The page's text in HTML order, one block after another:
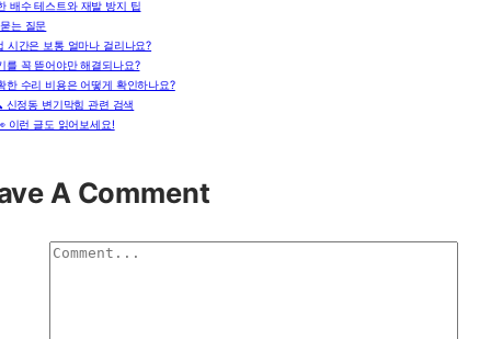
배수 테스트와 재발 방지 팁
는 질문
시간은 보통 얼마나 걸리나요?
를 꼭 뜯어야만 해결되나요?
한 수리 비용은 어떻게 확인하나요?
신정동 변기막힘 관련 검색
이런 글도 읽어보세요!
A Comment